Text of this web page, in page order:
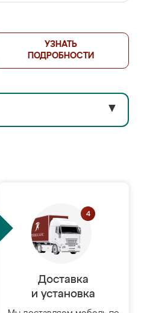
УЗНАТЬ
ПОДРОБНОСТИ
▼
Доставка
и установка